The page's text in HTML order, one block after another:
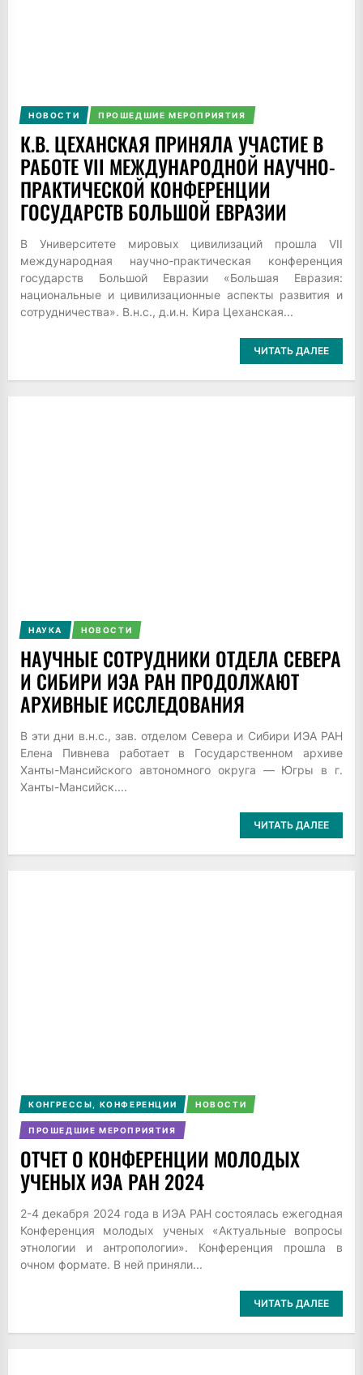
НОВОСТИ ПРОШЕДШИЕ МЕРОПРИЯТИЯ
К.В. ЦЕХАНСКАЯ ПРИНЯЛА УЧАСТИЕ В
РАБОТЕ VII МЕЖДУНАРОДНОЙ НАУЧНО-
ПРАКТИЧЕСКОЙ КОНФЕРЕНЦИИ
ГОСУДАРСТВ БОЛЬШОЙ ЕВРАЗИИ
В Университете мировых цивилизаций прошла VII
международная научно-практическая конференция
государств Большой Евразии «Большая Евразия:
национальные и цивилизационные аспекты развития и
сотрудничества». В.н.с., д.и.н. Кира Цеханская...
ЧИТАТЬ ДАЛЕЕ
НАУКА НОВОСТИ
НАУЧНЫЕ СОТРУДНИКИ ОТДЕЛА СЕВЕРА
И СИБИРИ ИЭА РАН ПРОДОЛЖАЮТ
АРХИВНЫЕ ИССЛЕДОВАНИЯ
В эти дни в.н.с., зав. отделом Севера и Сибири ИЭА РАН
Елена Пивнева работает в Государственном архиве
Ханты-Мансийского автономного округа — Югры в г.
Ханты-Мансийск....
ЧИТАТЬ ДАЛЕЕ
КОНГРЕССЫ, КОНФЕРЕНЦИИ НОВОСТИ
ПРОШЕДШИЕ МЕРОПРИЯТИЯ
ОТЧЕТ О КОНФЕРЕНЦИИ МОЛОДЫХ
УЧЕНЫХ ИЭА РАН 2024
2-4 декабря 2024 года в ИЭА РАН состоялась ежегодная
Конференция молодых ученых «Актуальные вопросы
этнологии и антропологии». Конференция прошла в
очном формате. В ней приняли...
ЧИТАТЬ ДАЛЕЕ